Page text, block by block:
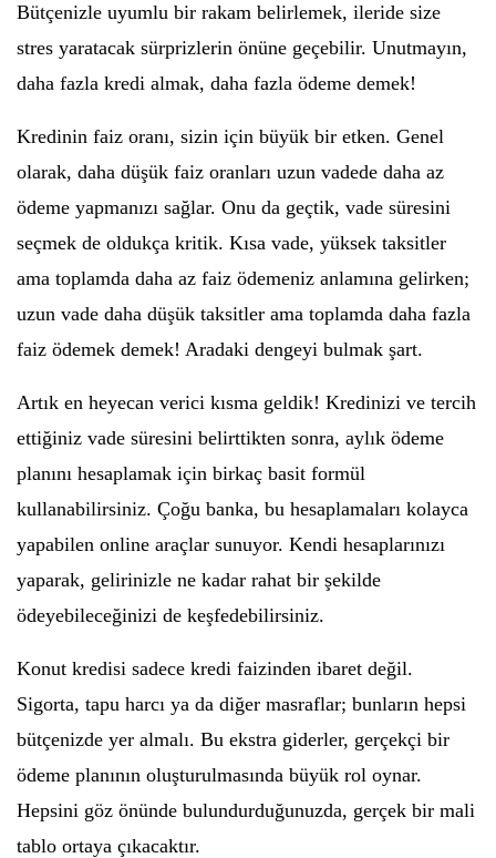
Bütçenizle uyumlu bir rakam belirlemek, ileride size
stres yaratacak sürprizlerin önüne geçebilir. Unutmayın,
daha fazla kredi almak, daha fazla ödeme demek!
Kredinin faiz oranı, sizin için büyük bir etken. Genel
olarak, daha düşük faiz oranları uzun vadede daha az
ödeme yapmanızı sağlar. Onu da geçtik, vade süresini
seçmek de oldukça kritik. Kısa vade, yüksek taksitler
ama toplamda daha az faiz ödemeniz anlamına gelirken;
uzun vade daha düşük taksitler ama toplamda daha fazla
faiz ödemek demek! Aradaki dengeyi bulmak şart.
Artık en heyecan verici kısma geldik! Kredinizi ve tercih
ettiğiniz vade süresini belirttikten sonra, aylık ödeme
planını hesaplamak için birkaç basit formül
kullanabilirsiniz. Çoğu banka, bu hesaplamaları kolayca
yapabilen online araçlar sunuyor. Kendi hesaplarınızı
yaparak, gelirinizle ne kadar rahat bir şekilde
ödeyebileceğinizi de keşfedebilirsiniz.
Konut kredisi sadece kredi faizinden ibaret değil.
Sigorta, tapu harcı ya da diğer masraflar; bunların hepsi
bütçenizde yer almalı. Bu ekstra giderler, gerçekçi bir
ödeme planının oluşturulmasında büyük rol oynar.
Hepsini göz önünde bulundurduğunuzda, gerçek bir mali
tablo ortaya çıkacaktır.